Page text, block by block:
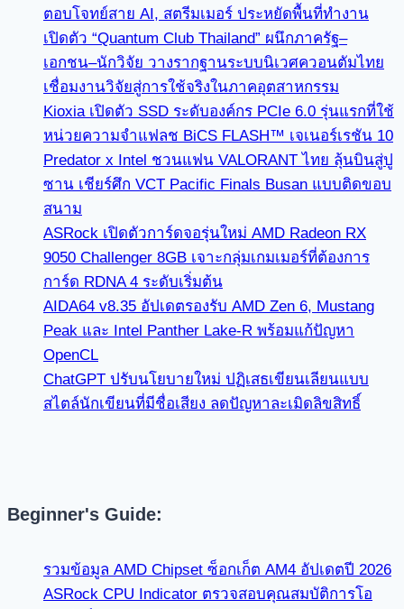
ตอบโจทย์สาย AI, สตรีมเมอร์ ประหยัดพื้นที่ทำงาน
เปิดตัว “Quantum Club Thailand” ผนึกภาครัฐ–
เอกชน–นักวิจัย วางรากฐานระบบนิเวศควอนตัมไทย
เชื่อมงานวิจัยสู่การใช้จริงในภาคอุตสาหกรรม
Kioxia เปิดตัว SSD ระดับองค์กร PCIe 6.0 รุ่นแรกที่ใช้
หน่วยความจำแฟลช BiCS FLASH™ เจเนอร์เรชัน 10
Predator x Intel ชวนแฟน VALORANT ไทย ลุ้นบินสู่ปู
ซาน เชียร์ศึก VCT Pacific Finals Busan แบบติดขอบ
สนาม
ASRock เปิดตัวการ์ดจอรุ่นใหม่ AMD Radeon RX
9050 Challenger 8GB เจาะกลุ่มเกมเมอร์ที่ต้องการ
การ์ด RDNA 4 ระดับเริ่มต้น
AIDA64 v8.35 อัปเดตรองรับ AMD Zen 6, Mustang
Peak และ Intel Panther Lake-R พร้อมแก้ปัญหา
OpenCL
ChatGPT ปรับนโยบายใหม่ ปฏิเสธเขียนเลียนแบบ
สไตล์นักเขียนที่มีชื่อเสียง ลดปัญหาละเมิดลิขสิทธิ์
Beginner's Guide:
รวมข้อมูล AMD Chipset ซ็อกเก็ต AM4 อัปเดตปี 2026
ASRock CPU Indicator ตรวจสอบคุณสมบัติการโอ